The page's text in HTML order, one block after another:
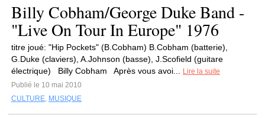
Billy Cobham/George Duke Band -
"Live On Tour In Europe" 1976
titre joué: "Hip Pockets" (B.Cobham) B.Cobham (batterie),
G.Duke (claviers), A.Johnson (basse), J.Scofield (guitare
électrique) Billy Cobham Après vous avoi...
Lire la suite
Publié le 10 mai 2010
CULTURE, MUSIQUE